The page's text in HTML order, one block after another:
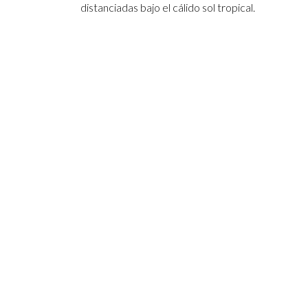
distanciadas bajo el cálido sol tropical.